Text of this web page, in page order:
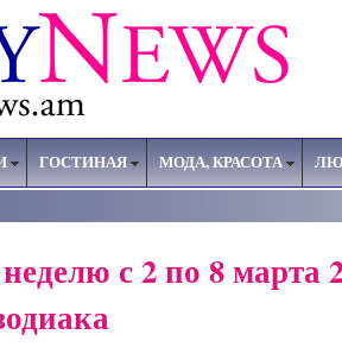
ГОСТИНАЯ МОДА, КРАСОТА
с 2 по 8 марта